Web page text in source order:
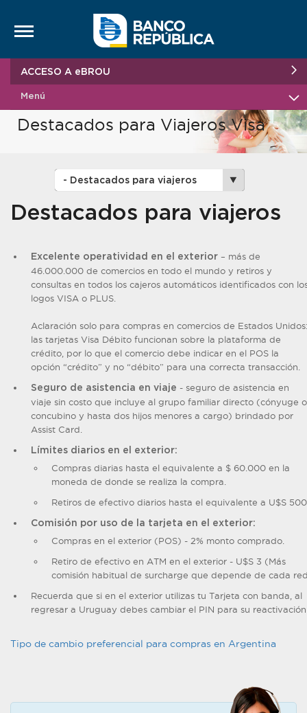
ACCESO A eBROU
Menú
Destacados para Viajeros Visa
Destacados para viajeros
Excelente operatividad en el exterior – más de
46.000.000 de comercios en todo el mundo y retiros y
consultas en todos los cajeros automáticos identificados con
logos VISA o PLUS.
Aclaración solo para compras en comercios de Estados Unidos:
las tarjetas Visa Débito funcionan sobre la plataforma de
crédito, por lo que el comercio debe indicar en el POS la
opción “crédito” y no “débito” para una correcta transacción.
Seguro de asistencia en viaje - seguro de asistencia en
viaje sin costo que incluye al grupo familiar directo (cónyuge o
concubino y hasta dos hijos menores a cargo) brindado por
Assist Card.
Límites diarios en el exterior:
Compras diarias hasta el equivalente a $ 60.000 en la
moneda de donde se realiza la compra.
Retiros de efectivo diarios hasta el equivalente a U$S
Comisión por uso de la tarjeta en el exterior:
Compras en el exterior (POS) - 2% monto comprado.
Retiro de efectivo en ATM en el exterior - U$S 3 (Más
comisión habitual de surcharge que depende de cada
Recuerda que si en el exterior utilizas tu Tarjeta con banda, al
regresar a Uruguay debes cambiar el PIN para su
Tipo de cambio preferencial para compras en Argentina